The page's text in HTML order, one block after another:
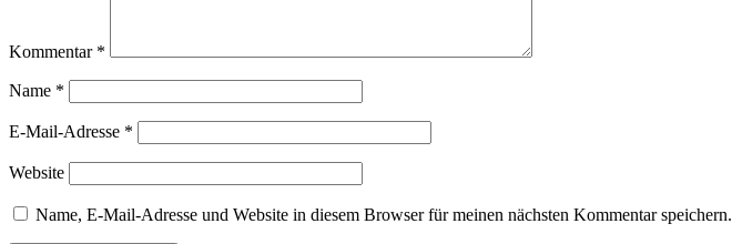
Kommentar *
Name *
E-Mail-Adresse *
Website
Name, E-Mail-Adresse und Website in diesem Browser für meinen nächsten Kommentar speichern.